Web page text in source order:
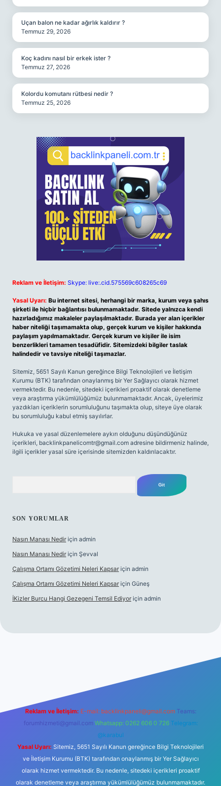
Uçan balon ne kadar ağırlık kaldırır ?
Temmuz 29, 2026
Koç kadını nasıl bir erkek ister ?
Temmuz 27, 2026
Kolordu komutanı rütbesi nedir ?
Temmuz 25, 2026
Reklam ve İletişim: Skype: live:.cid.575569c608265c69
Yasal Uyarı: Bu internet sitesi, herhangi bir marka, kurum veya şahıs
şirketi ile hiçbir bağlantısı bulunmamaktadır. Sitede yalnızca kendi
hazırladığımız makaleler paylaşılmaktadır. Burada yer alan içerikler
haber niteliği taşımamakta olup, gerçek kurum ve kişiler hakkında
paylaşım yapılmamaktadır. Gerçek kurum ve kişiler ile isim
benzerlikleri tamamen tesadüfidir. Sitemizdeki bilgiler taslak
halindedir ve tavsiye niteliği taşımazlar.
Sitemiz, 5651 Sayılı Kanun gereğince Bilgi Teknolojileri ve İletişim
Kurumu (BTK) tarafından onaylanmış bir Yer Sağlayıcı olarak hizmet
vermektedir. Bu nedenle, sitedeki içerikleri proaktif olarak denetleme
veya araştırma yükümlülüğümüz bulunmamaktadır. Ancak, üyelerimiz
yazdıkları içeriklerin sorumluluğunu taşımakta olup, siteye üye olarak
bu sorumluluğu kabul etmiş sayılırlar.
Hukuka ve yasal düzenlemelere aykırı olduğunu düşündüğünüz
içerikleri, backlinkpanelicomtr@gmail.com adresine bildirmeniz halinde,
ilgili içerikler yasal süre içerisinde sitemizden kaldırılacaktır.
SON YORUMLAR
Nasın Manası Nedir için admin
Nasın Manası Nedir için Şevval
Çalışma Ortamı Gözetimi Neleri Kapsar için admin
Çalışma Ortamı Gözetimi Neleri Kapsar için Güneş
İKizler Burcu Hangi Gezegeni Temsil Ediyor için admin
Reklam ve İletişim: E-mail: backlinkpaneli@gmail.com Teams:
forumhizmeti@gmail.com Whatsapp: 0262 606 0 726 Telegram:
@karabul
Yasal Uyarı: Sitemiz, 5651 Sayılı Kanun gereğince Bilgi Teknolojileri
ve İletişim Kurumu (BTK) tarafından onaylanmış bir Yer Sağlayıcı
olarak hizmet vermektedir. Bu nedenle, sitedeki içerikleri proaktif
olarak denetleme veya araştırma yükümlülüğümüz bulunmamaktadır.